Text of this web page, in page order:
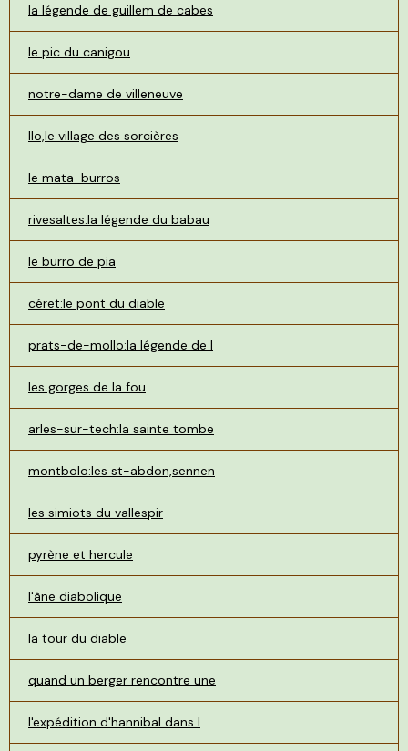
la légende de guillem de cabes
le pic du canigou
notre-dame de villeneuve
llo,le village des sorcières
le mata-burros
rivesaltes:la légende du babau
le burro de pia
céret:le pont du diable
prats-de-mollo:la légende de l
les gorges de la fou
arles-sur-tech:la sainte tombe
montbolo:les st-abdon,sennen
les simiots du vallespir
pyrène et hercule
l'âne diabolique
la tour du diable
quand un berger rencontre une
l'expédition d'hannibal dans l